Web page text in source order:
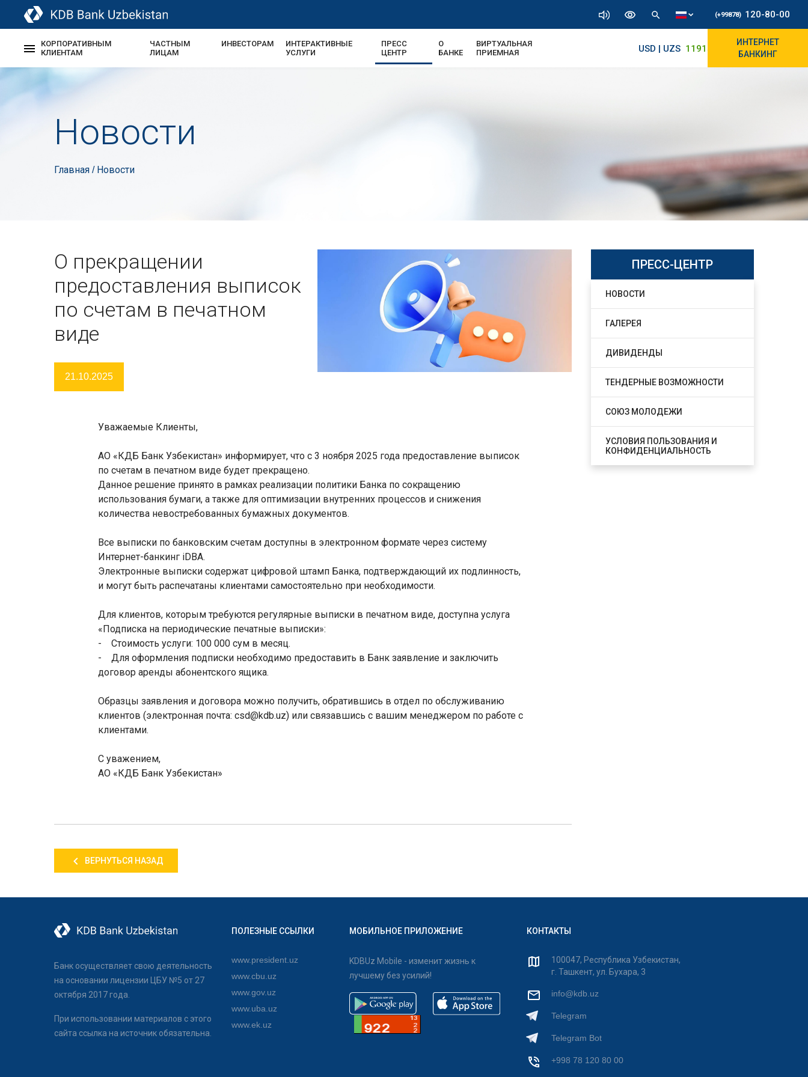
(+99878) 120-80-00
КОРПОРАТИВНЫМ
КЛИЕНТАМ
ЧАСТНЫМ
ЛИЦАМ
ИНВЕСТОРАМ
ИНТЕРАКТИВНЫЕ
УСЛУГИ
ПРЕСС
ЦЕНТР
О
БАНКЕ
ВИРТУАЛЬНАЯ
ПРИЕМНАЯ
USD | UZS 11915.64 11890/12010
ИНТЕРНЕТ
БАНКИНГ
Новости
Главная / Новости
О прекращении
предоставления выписок
по счетам в печатном
виде
21.10.2025
Уважаемые Клиенты,
АО «КДБ Банк Узбекистан» информирует, что с 3 ноября 2025 года предоставление выписок
по счетам в печатном виде будет прекращено.
Данное решение принято в рамках реализации политики Банка по сокращению
использования бумаги, а также для оптимизации внутренних процессов и снижения
количества невостребованных бумажных документов.
Все выписки по банковским счетам доступны в электронном формате через систему
Интернет-банкинг iDBA.
Электронные выписки содержат цифровой штамп Банка, подтверждающий их подлинность,
и могут быть распечатаны клиентами самостоятельно при необходимости.
Для клиентов, которым требуются регулярные выписки в печатном виде, доступна услуга
«Подписка на периодические печатные выписки»:
- Стоимость услуги: 100 000 сум в месяц.
- Для оформления подписки необходимо предоставить в Банк заявление и заключить
договор аренды абонентского ящика.
Образцы заявления и договора можно получить, обратившись в отдел по обслуживанию
клиентов (электронная почта: csd@kdb.uz) или связавшись с вашим менеджером по работе с
клиентами.
С уважением,
АО «КДБ Банк Узбекистан»
ВЕРНУТЬСЯ НАЗАД
ПРЕСС-ЦЕНТР
НОВОСТИ
ГАЛЕРЕЯ
ДИВИДЕНДЫ
ТЕНДЕРНЫЕ ВОЗМОЖНОСТИ
СОЮЗ МОЛОДЕЖИ
УСЛОВИЯ ПОЛЬЗОВАНИЯ И
КОНФИДЕНЦИАЛЬНОСТЬ
Банк осуществляет свою деятельность
на основании лицензии ЦБУ №5 от 27
октября 2017 года.
При использовании материалов с этого
сайта ссылка на источник обязательна.
ПОЛЕЗНЫЕ ССЫЛКИ
www.president.uz
www.cbu.uz
www.gov.uz
www.uba.uz
www.ek.uz
МОБИЛЬНОЕ ПРИЛОЖЕНИЕ
KDBUz Mobile - изменит жизнь к
лучшему без усилий!
КОНТАКТЫ
100047, Республика Узбекистан,
г. Ташкент, ул. Бухара, 3
info@kdb.uz
Telegram
Telegram Bot
+998 78 120 80 00